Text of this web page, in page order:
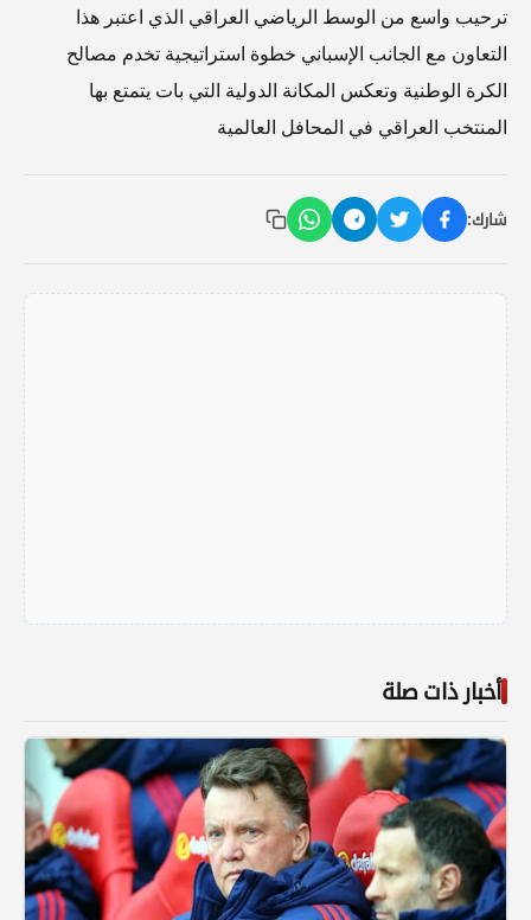
ترحيب واسع من الوسط الرياضي العراقي الذي اعتبر هذا
التعاون مع الجانب الإسباني خطوة استراتيجية تخدم مصالح
الكرة الوطنية وتعكس المكانة الدولية التي بات يتمتع بها
المنتخب العراقي في المحافل العالمية
شارك:
أخبار ذات صلة